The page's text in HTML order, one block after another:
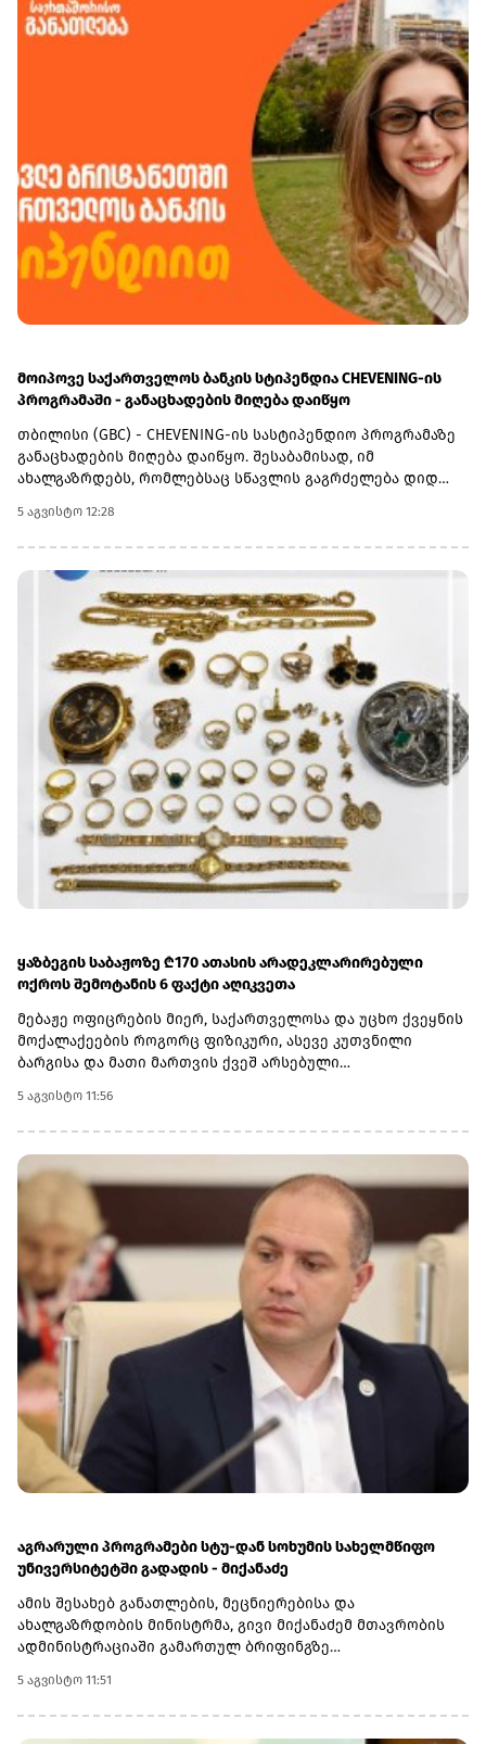
გააგრძელებს.
მოიპოვე საქართველოს ბანკის სტიპენდია CHEVENING-ის
პროგრამაში - განაცხადების მიღება დაიწყო
თბილისი (GBC) - CHEVENING-ის სასტიპენდიო პროგრამაზე
განაცხადების მიღება დაიწყო. შესაბამისად, იმ
ახალგაზრდებს, რომლებსაც სწავლის გაგრძელება დიდ
განაცხადი, გახდნენ საქართველოს ბანკის სტიპენდიატები
და ისწავლონ სასურველ უნივერსიტეტში სრული
დაფინანსებით.დიდ ბრიტანეთში სწავლის მსურველებმა, 6
ოქტომბრამდე უნდა შეავსონ განაცხადი
ბმულზე.აღსანიშნავია ისიც, რომ საქართველოს ბანკის
სტიპენდია ფარავს როგორც ერთწლიან სამაგისტრო
საფეხურზე სწავლის, ასევე მასთან დაკავშირებულ ყველა
აუცილებელ ხარჯს.პროგრამის ფარგლებში უკვე
გამოვლინდა საქართველოს ბანკის 30-ზე მეტი
სტიპენდიატი და მათი რაოდენობა კი ყოველწლიურად
იზრდება.შეგახსენებთ, რომ საქართველოს ბანკი უკვე 10
წელზე მეტია CHEVENING-ის სასტიპენდიო პროგრამის
პარტნიორია.საქართველოს ბანკის მიერ
განხორციელებული საგანმანათლებლო პროგრამების
შესახებ დეტალური ინფორმაციის მისაღებად ეწვიეთ
ვებგვერდს.(R)
5 აგვისტო 12:28
ყაზბეგის საბაჟოზე ₾170 ათასის არადეკლარირებული
ოქროს შემოტანის 6 ფაქტი აღიკვეთა
მებაჟე ოფიცრების მიერ, საქართველოსა და უცხო ქვეყნის
მოქალაქეების როგორც ფიზიკური, ასევე კუთვნილი
ბარგისა და მათი მართვის ქვეშ არსებული
დათვალიერების შედეგად ჯამში -782 გრამი ოქროს
ნაკეთობები აღმოაჩინეს.არადეკლარირებული საქონლის
საერთო საბაჟო ღირებულებამ ჯამში 169 776 ლარი
შეადგინა.6 კანონდამრღვევი მოქალაქის მიმართ, საქმის
მასალები შემდგომი რეაგირების მიზნით, საქართველოს
ფინანსთა სამინისტროს საგამოძიებო სამსახურს
გადაეგზავნა.
5 აგვისტო 11:56
აგრარული პროგრამები სტუ-დან სოხუმის სახელმწიფო
უნივერსიტეტში გადადის - მიქანაძე
ამის შესახებ განათლების, მეცნიერებისა და
ახალგაზრდობის მინისტრმა, გივი მიქანაძემ მთავრობის
ადმინისტრაციაში გამართულ ბრიფინგზე
უნივერსიტეტის აგრარულმა პროგრამებმა განათლების
ხარისხის განვითარების ეროვნულ ცენტრში აკრედიტაციის
პროცესი უკვე წარმატებით გაიარეს. რაც შეეხება
5 აგვისტო 11:51